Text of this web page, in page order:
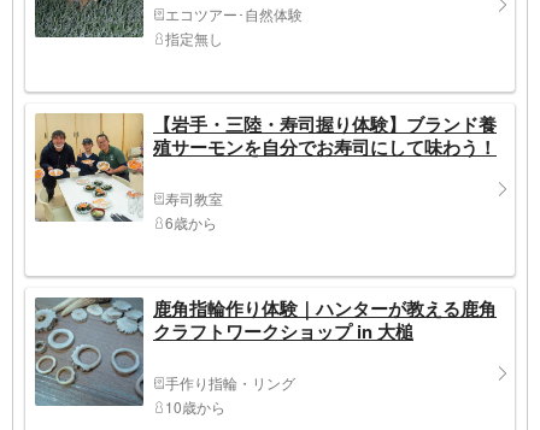
エコツアー･自然体験
指定無し
【岩手・三陸・寿司握り体験】ブランド養
殖サーモンを自分でお寿司にして味わう！
寿司教室
6歳から
鹿角指輪作り体験｜ハンターが教える鹿角
クラフトワークショップ in 大槌
手作り指輪・リング
10歳から